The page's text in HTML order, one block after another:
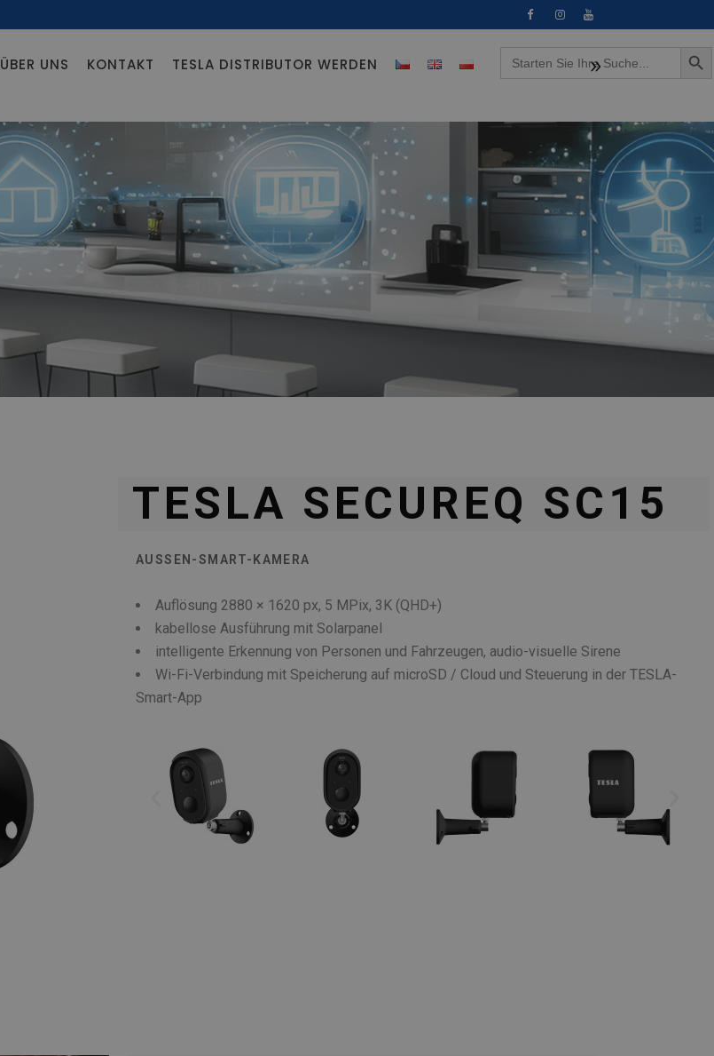
ÜBER UNS KONTAKT TESLA DISTRIBUTOR WERDEN
Search
for:
Search Button
TESLA SECUREQ SC15
AUSSEN-SMART-KAMERA
Auflösung 2880 × 1620 px, 5 MPix, 3K (QHD+)
kabellose Ausführung mit Solarpanel
intelligente Erkennung von Personen und Fahrzeugen, audio-visuelle Sirene
Wi-Fi-Verbindung mit Speicherung auf microSD / Cloud und Steuerung in der TESLA-
Smart-App